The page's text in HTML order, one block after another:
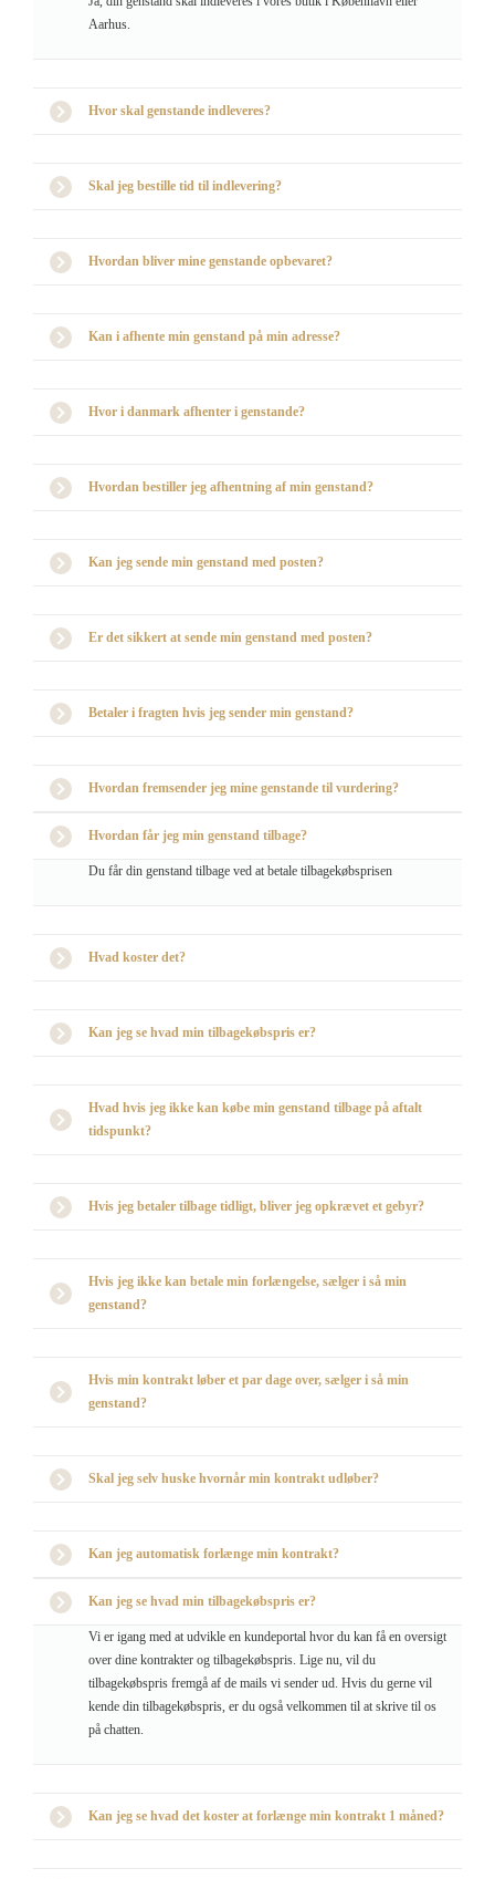
Aarhus.
Hvor skal genstande indleveres?
Skal jeg bestille tid til indlevering?
Hvordan bliver mine genstande opbevaret?
Kan i afhente min genstand på min adresse?
Hvor i danmark afhenter i genstande?
Hvordan bestiller jeg afhentning af min genstand?
Kan jeg sende min genstand med posten?
Er det sikkert at sende min genstand med posten?
Betaler i fragten hvis jeg sender min genstand?
Hvordan fremsender jeg mine genstande til vurdering?
Hvordan får jeg min genstand tilbage?
Du får din genstand tilbage ved at betale tilbagekøbsprisen
Hvad koster det?
Kan jeg se hvad min tilbagekøbspris er?
Hvad hvis jeg ikke kan købe min genstand tilbage på aftalt
tidspunkt?
Hvis jeg betaler tilbage tidligt, bliver jeg opkrævet et gebyr?
Hvis jeg ikke kan betale min forlængelse, sælger i så min
genstand?
Hvis min kontrakt løber et par dage over, sælger i så min
genstand?
Skal jeg selv huske hvornår min kontrakt udløber?
Kan jeg automatisk forlænge min kontrakt?
Kan jeg se hvad min tilbagekøbspris er?
Vi er igang med at udvikle en kundeportal hvor du kan få en oversigt
over dine kontrakter og tilbagekøbspris. Lige nu, vil du
tilbagekøbspris fremgå af de mails vi sender ud. Hvis du gerne vil
kende din tilbagekøbspris, er du også velkommen til at skrive til os
på chatten.
Kan jeg se hvad det koster at forlænge min kontrakt 1 måned?